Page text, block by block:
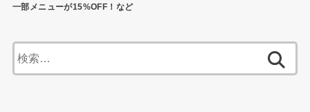
一部メニューが15%OFF！など
索: